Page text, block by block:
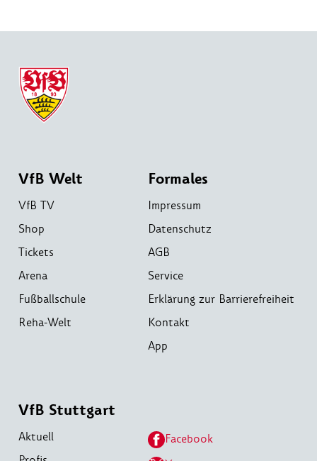
VfB Welt
VfB TV
Shop
Tickets
Arena
Fußballschule
Reha-Welt
Formales
Impressum
Datenschutz
AGB
Service
Erklärung zur Barrierefreiheit
Kontakt
App
VfB Stuttgart
Aktuell
Facebook